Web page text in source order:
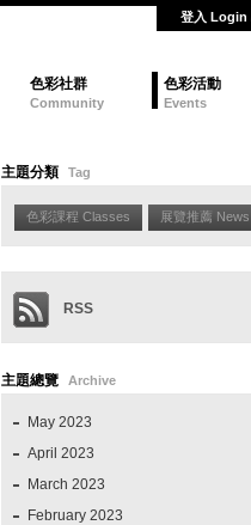
登入 Login
色彩社群
Community
色彩活動
Events
主題分類 Tag
色彩課程 Classes 展覽推薦 News
RSS
主題總覽 Archive
May 2023
April 2023
March 2023
February 2023